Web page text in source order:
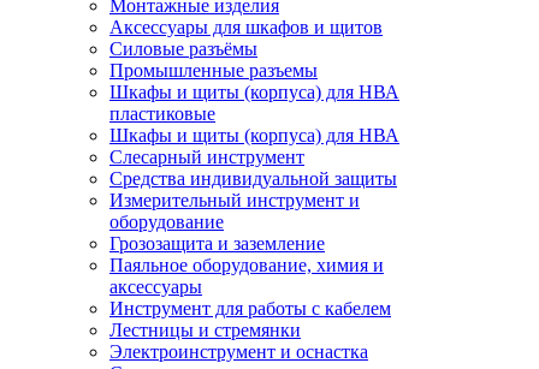
Монтажные изделия
Аксессуары для шкафов и щитов
Силовые разъёмы
Промышленные разъемы
Шкафы и щиты (корпуса) для НВА
пластиковые
Шкафы и щиты (корпуса) для НВА
Слесарный инструмент
Средства индивидуальной защиты
Измерительный инструмент и
оборудование
Грозозащита и заземление
Паяльное оборудование, химия и
аксессуары
Инструмент для работы с кабелем
Лестницы и стремянки
Электроинструмент и оснастка